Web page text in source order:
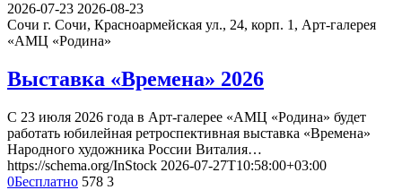
2026-07-23 2026-08-23
Сочи г. Сочи, Красноармейская ул., 24, корп. 1, Арт-галерея
«АМЦ «Родина»
Выставка «Времена» 2026
С 23 июля 2026 года в Арт-галерее «АМЦ «Родина» будет
работать юбилейная ретроспективная выставка «Времена»
Народного художника России Виталия…
https://schema.org/InStock 2026-07-27T10:58:00+03:00
0Бесплатно 578 3